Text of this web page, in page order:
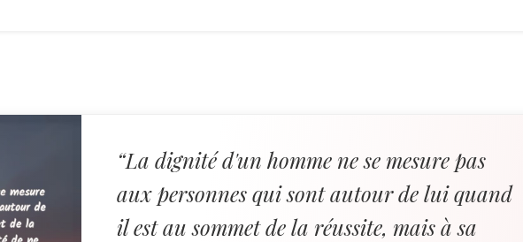
“La dignité d'un homme ne se mesure pas
aux personnes qui sont autour de lui quand
il est au sommet de la réussite, mais à sa